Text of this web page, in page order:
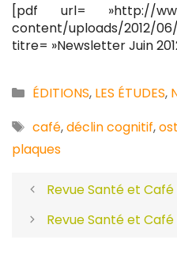
[pdf url= »http://
content/uploads/
titre= »Newsletter Juin
Catégories
ÉDITIONS, LES ÉTUDES,
Étiquettes
café,déclin cognitif,
plaques
Revue Santé et Café
Revue Santé et Café